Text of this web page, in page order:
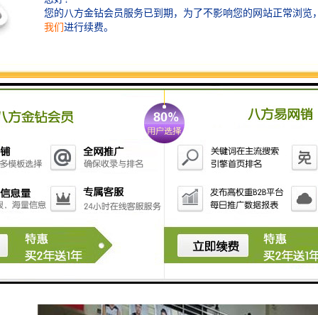
于观众、运动员和裁判查看。
5. **多种模式**：支持不同类型比赛的计时和记分模
式，以适应体育项目的需求。
6. **无线功能**：有些的计时记分设备可以通过无线网
络与其他设备连接，方便数据共享和实时更新。
计时记分设备的设计和技术不断发展，如今许多设备还
集成了数据分析功能，能够为教练和运动员提供更深入
的比赛分析和统计数据。